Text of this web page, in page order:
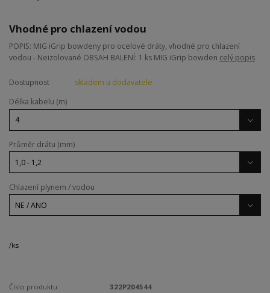
Vhodné pro chlazení vodou
POPIS: MIG iGrip bowdeny pro ocelové dráty, vhodné pro chlazení
vodou - Neizolované OBSAH BALENÍ: 1 ks MIG iGrip bowden celý popis
Dostupnost
skladem u dodavatele
Délka kabelu (m)
Průměr drátu (mm)
Chlazení plynem / vodou
/ks
Číslo produktu:
322P204544